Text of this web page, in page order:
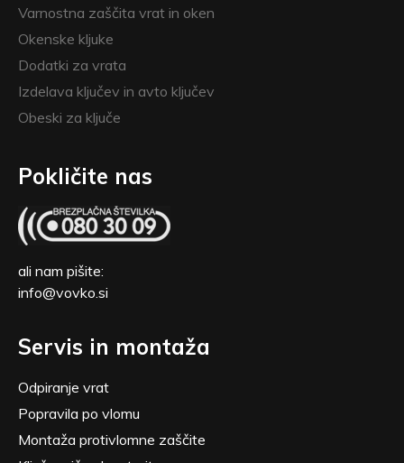
Varnostna zaščita vrat in oken
Okenske kljuke
Dodatki za vrata
Izdelava ključev in avto ključev
Obeski za ključe
Pokličite nas
ali nam pišite:
info@vovko.si
Servis in montaža
Odpiranje vrat
Popravila po vlomu
Montaža protivlomne zaščite